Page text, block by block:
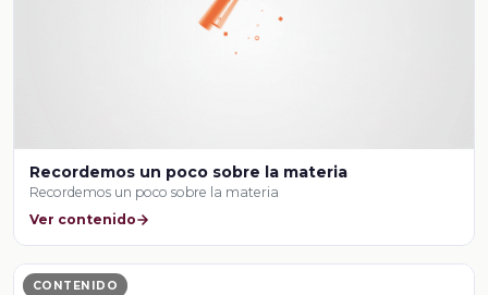
Recordemos un poco sobre la materia
Recordemos un poco sobre la materia
Ver contenido
CONTENIDO